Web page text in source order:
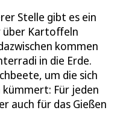
Stelle gibt es ein
über Kartoffeln
kommen
in die Erde.
um die sich
kümmert: Für jeden
auch für das Gießen